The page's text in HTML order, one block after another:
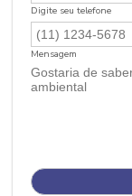
Digite seu telefone
Mensagem